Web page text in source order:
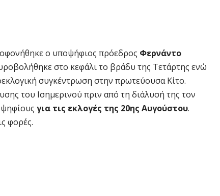
ο υποψήφιος πρόεδρος Φερνάντο
στο κεφάλι το βράδυ της Τετάρτης ενώ
συγκέντρωση στην πρωτεύουσα Κίτο.
του Ισημερινού πριν από τη διάλυσή της τον
για τις εκλογές της 20ης Αυγούστου.
φορές.